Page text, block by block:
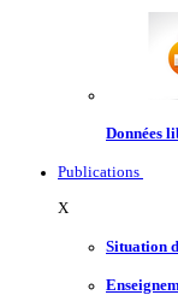
Données
Publications
X
Situation